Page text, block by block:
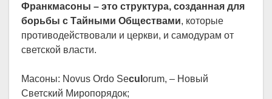
Франкмасоны – это структура, созданная для
борьбы с Тайными Обществами, которые
противодействовали и церкви, и самодурам от
светской власти.
Масоны: Novus Ordo Secul orum, – Новый
Светский Миропорядок;